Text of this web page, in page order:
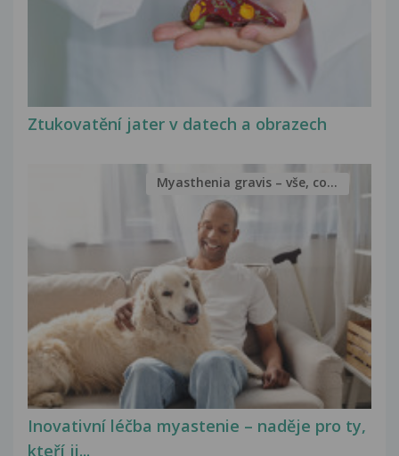
Ztukovatění jater v datech a obrazech
Inovativní léčba myastenie – naděje pro ty,
kteří ji...
Myasthenia gravis – vše, co...